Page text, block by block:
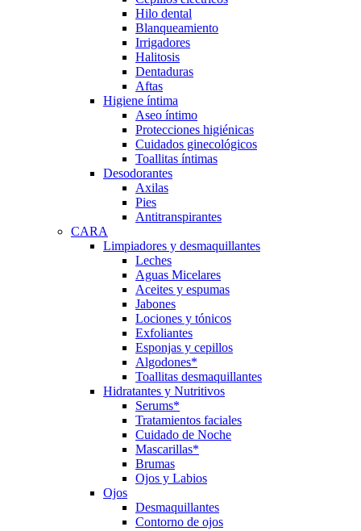
Hilo dental
Blanqueamiento
Irrigadores
Halitosis
Dentaduras
Aftas
Higiene íntima
Aseo íntimo
Protecciones higiénicas
Cuidados ginecológicos
Toallitas íntimas
Desodorantes
Axilas
Pies
Antitranspirantes
CARA
Limpiadores y desmaquillantes
Leches
Aguas Micelares
Aceites y espumas
Jabones
Lociones y tónicos
Exfoliantes
Esponjas y cepillos
Algodones*
Toallitas desmaquillantes
Hidratantes y Nutritivos
Serums*
Tratamientos faciales
Cuidado de Noche
Mascarillas*
Brumas
Ojos y Labios
Ojos
Desmaquillantes
Contorno de ojos